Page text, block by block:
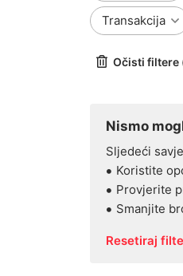
Transakcija
Očisti filtere
Nismo
Sljedeći
Koristite
Provjerite
Smanjite
Resetiraj